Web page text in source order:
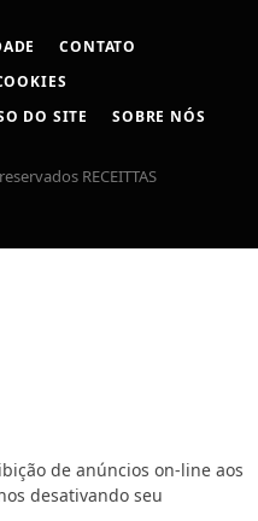
CONTATO
DO SITE
SOBRE NÓS
RECEITTAS
de anúncios on-line aos
desativando seu